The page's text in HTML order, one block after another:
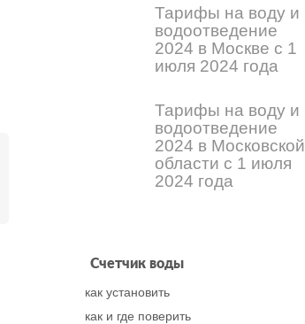
Тарифы на воду и
водоотведение
2024 в Москве с 1
июля 2024 года
Тарифы на воду и
водоотведение
2024 в Московской
области с 1 июля
2024 года
Счетчик воды
как установить
как и где поверить